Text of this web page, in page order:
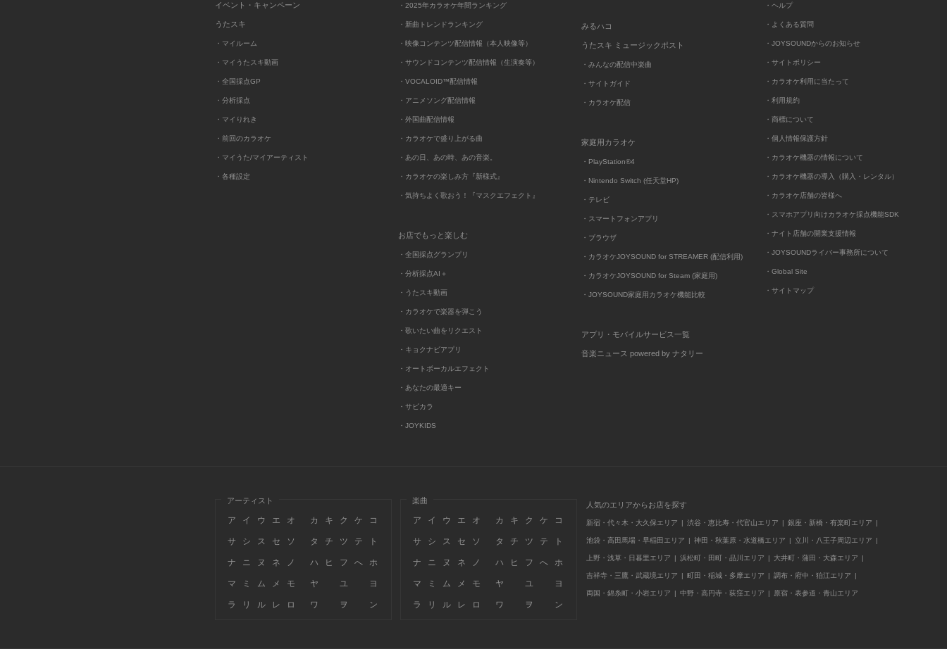
イベント・キャンペーン
うたスキ
・マイルーム
・マイうたスキ動画
・全国採点GP
・分析採点
・マイりれき
・前回のカラオケ
・マイうた/マイアーティスト
・各種設定
・2025年カラオケ年間ランキング
・新曲トレンドランキング
・映像コンテンツ配信情報（本人映像等）
・サウンドコンテンツ配信情報（生演奏等）
・VOCALOID™配信情報
・アニメソング配信情報
・外国曲配信情報
・カラオケで盛り上がる曲
・あの日、あの時、あの音楽。
・カラオケの楽しみ方『新様式』
・気持ちよく歌おう！『マスクエフェクト』
お店でもっと楽しむ
・全国採点グランプリ
・分析採点AI＋
・うたスキ動画
・カラオケで楽器を弾こう
・歌いたい曲をリクエスト
・キョクナビアプリ
・オートボーカルエフェクト
・あなたの最適キー
・サビカラ
・JOYKIDS
みるハコ
うたスキ ミュージックポスト
・みんなの配信中楽曲
・サイトガイド
・カラオケ配信
家庭用カラオケ
・PlayStation®4
・Nintendo Switch (任天堂HP)
・テレビ
・スマートフォンアプリ
・ブラウザ
・カラオケJOYSOUND for STREAMER (配信利用)
・カラオケJOYSOUND for Steam (家庭用)
・JOYSOUND家庭用カラオケ機能比較
アプリ・モバイルサービス一覧
音楽ニュース powered by ナタリー
・ヘルプ
・よくある質問
・JOYSOUNDからのお知らせ
・サイトポリシー
・カラオケ利用に当たって
・利用規約
・商標について
・個人情報保護方針
・カラオケ機器の情報について
・カラオケ機器の導入（購入・レンタル）
・カラオケ店舗の皆様へ
・スマホアプリ向けカラオケ採点機能SDK
・ナイト店舗の開業支援情報
・JOYSOUNDライバー事務所について
・Global Site
・サイトマップ
アーティスト
ア イ ウ エ オ カ キ ク ケ コ
サ シ ス セ ソ タ チ ツ テ ト
ナ ニ ヌ ネ ノ ハ ヒ フ へ ホ
マ ミ ム メ モ ヤ ユ ヨ
ラ リ ル レ ロ ワ ヲ ン
楽曲
ア イ ウ エ オ カ キ ク ケ コ
サ シ ス セ ソ タ チ ツ テ ト
ナ ニ ヌ ネ ノ ハ ヒ フ へ ホ
マ ミ ム メ モ ヤ ユ ヨ
ラ リ ル レ ロ ワ ヲ ン
人気のエリアからお店を探す
新宿・代々木・大久保エリア 渋谷・恵比寿・代官山エリア 銀座・新橋・有楽町エリア
池袋・高田馬場・早稲田エリア 神田・秋葉原・水道橋エリア 立川・八王子周辺エリア
上野・浅草・日暮里エリア 浜松町・田町・品川エリア 大井町・蒲田・大森エリア
吉祥寺・三鷹・武蔵境エリア 町田・稲城・多摩エリア 調布・府中・狛江エリア
両国・錦糸町・小岩エリア 中野・高円寺・荻窪エリア 原宿・表参道・青山エリア